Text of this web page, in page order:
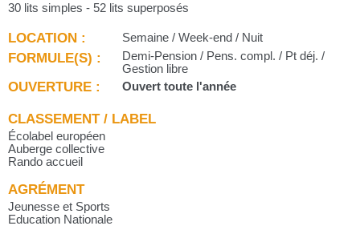
30 lits simples - 52 lits superposés
LOCATION : Semaine / Week-end / Nuit
FORMULE(S) :
Demi-Pension / Pens. compl. / Pt déj. /
Gestion libre
OUVERTURE : Ouvert toute l'année
CLASSEMENT / LABEL
Écolabel européen
Auberge collective
Rando accueil
AGRÉMENT
Jeunesse et Sports
Education Nationale